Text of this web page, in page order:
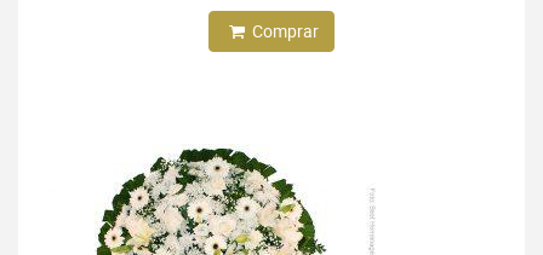
Comprar